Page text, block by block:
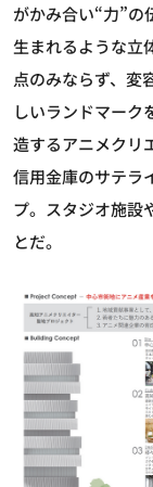
がかみ合い“力”の
生まれるような立
点のみならず、変
しいランドマーク
造するアニメクリ
信用金庫のサテラ
プ。スタジオ施設
とだ。